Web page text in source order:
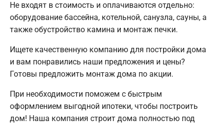
Не входят в стоимость и оплачиваются отдельно:
оборудование бассейна, котельной, санузла, сауны, а
также обустройство камина и монтаж печки.
Ищете качественную компанию для постройки дома
и вам понравились наши предложения и цены?
Готовы предложить монтаж дома по акции.
При необходимости поможем с быстрым
оформлением выгодной ипотеки, чтобы построить
дом! Наша компания строит дома полностью под